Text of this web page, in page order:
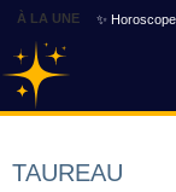
À LA UNE ✨
TAUREAU